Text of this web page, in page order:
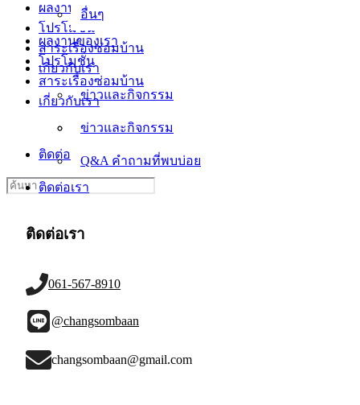
อื่นๆ
ผลงานของเรา
โปรโมชั่น
สาระเรื่องซ่อมบ้าน
เกี่ยวกับเรา
ข่าวและกิจกรรม
Q&A คำถามที่พบบ่อย
ติดต่อเรา
ผลงานของเรา
โปรโมชั่น
สาระเรื่องซ่อมบ้าน
เกี่ยวกับเรา
ข่าวและกิจกรรม
Q&A คำถามที่พบบ่อย
ติดต่อเรา
Search
for:
ติดต่อเรา
061-567-8910
@changsombaan
changsombaan@gmail.com